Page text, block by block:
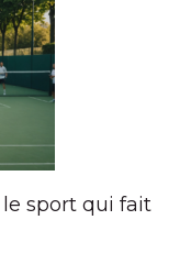
le sport qui fait